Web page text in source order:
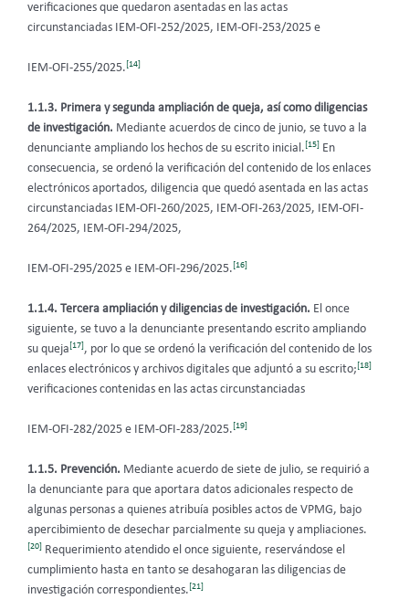
verificaciones que quedaron asentadas en las actas
circunstanciadas
IEM-OFI-252/2025, IEM-OFI-253/2025 e
IEM-OFI-255/2025.[14]
1.1.3. Primera y segunda ampliación de queja, así como diligencias
de investigación. Mediante acuerdos de cinco de junio, se tuvo a la
denunciante ampliando los hechos de su escrito inicial.[15] En
consecuencia, se ordenó la verificación del contenido de los enlaces
electrónicos aportados, diligencia que quedó asentada en las actas
circunstanciadas IEM-OFI-260/2025, IEM-OFI-263/2025, IEM-OFI-
264/2025, IEM-OFI-294/2025,
IEM-OFI-295/2025 e IEM-OFI-296/2025.[16]
1.1.4. Tercera ampliación y diligencias de investigación. El once
siguiente, se tuvo a la denunciante presentando escrito ampliando
su queja[17], por lo que se ordenó la verificación del contenido de los
enlaces electrónicos y archivos digitales que adjuntó a su escrito;[18]
verificaciones contenidas en las actas circunstanciadas
IEM-OFI-282/2025 e IEM-OFI-283/2025.[19]
1.1.5. Prevención. Mediante acuerdo de siete de julio, se requirió a
la denunciante para que aportara datos adicionales respecto de
algunas personas a quienes atribuía posibles actos de VPMG, bajo
apercibimiento de desechar parcialmente su queja y ampliaciones.
[20] Requerimiento atendido el once siguiente, reservándose el
cumplimiento hasta en tanto se desahogaran las diligencias de
investigación correspondientes.[21]